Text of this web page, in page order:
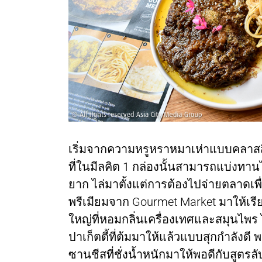
เริ่มจากความหรูหราหมาเห่าแบบคลาส
ที่ในมีลคิต 1 กล่องนั้นสามารถแบ่งทา
ยาก ไล่มาตั้งแต่การต้องไปจ่ายตลาด
พรีเมียมจาก Gourmet Market มาให้เ
ใหญ่ที่หอมกลิ่นเครื่องเทศและสมุนไพร
ปาเก็ตตี้ที่ต้มมาให้แล้วแบบสุกกำลังดี
ซานชีสที่ชั่งน้ำหนักมาให้พอดีกับสูตรลั